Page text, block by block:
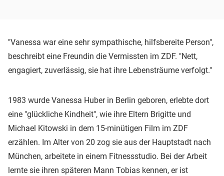
"Vanessa war eine sehr sympathische, hilfsbereite Person",
beschreibt eine Freundin die Vermissten im ZDF. "Nett,
engagiert, zuverlässig, sie hat ihre Lebensträume verfolgt."
1983 wurde Vanessa Huber in Berlin geboren, erlebte dort
eine "glückliche Kindheit", wie ihre Eltern Brigitte und
Michael Kitowski in dem 15-minütigen Film im ZDF
erzählen. Im Alter von 20 zog sie aus der Hauptstadt nach
München, arbeitete in einem Fitnessstudio. Bei der Arbeit
lernte sie ihren späteren Mann Tobias kennen, er ist